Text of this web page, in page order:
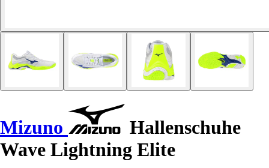
Mizuno
Hallenschuhe
Wave Lightning Elite